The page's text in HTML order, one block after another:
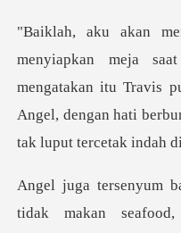
mengatakan itu Travis
Angel, dengan ha